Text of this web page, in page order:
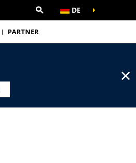
DE
PARTNER
✕